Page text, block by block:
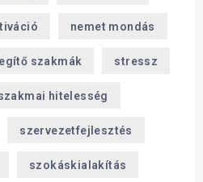
nemet mondás
szakmák stressz
hitelesség
szervezetfejlesztés
szokáskialakítás